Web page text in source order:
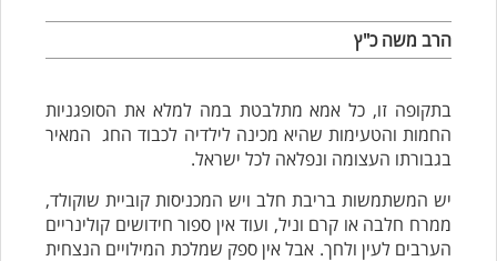
הרב משה כ"ץ
בתקופה זו, כל אמא מתלבטת במה למלא את הסופגניות
החמות והטעימות שהיא מכינה לילדיה לכבוד החג המאיר
בגבורתו העצומה ונפלאה לכל ישראל.
יש המשתמשות בריבת חלב ויש המכניסות קוביית שוקולד,
ממרח חלבה או קרם וניל, ועוד אין ספור חידושים קולינריים
הערבים לעין ולחך. אבל אין ספק שמלכת המילויים הנצחית